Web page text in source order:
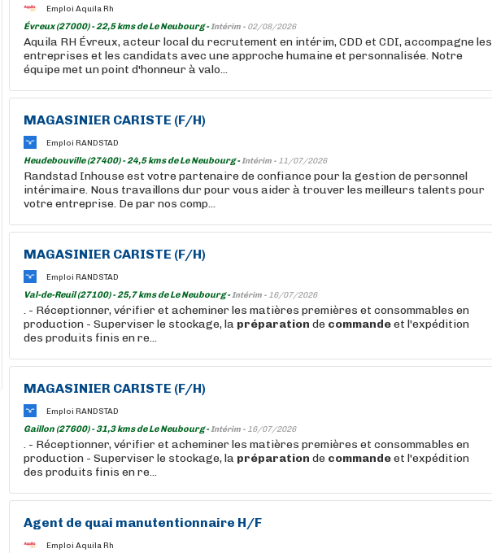
Emploi Aquila Rh
Évreux (27000) - 22,5 kms de Le Neubourg -Intérim - 02/08/2026
Aquila RH Évreux, acteur local du recrutement en intérim, CDD et CDI, accompagne les
entreprises et les candidats avec une approche humaine et personnalisée. Notre
équipe met un point d'honneur à valo...
MAGASINIER CARISTE (F/H)
Emploi RANDSTAD
Heudebouville (27400) - 24,5 kms de Le Neubourg -Intérim - 11/07/2026
Randstad Inhouse est votre partenaire de confiance pour la gestion de personnel
intérimaire. Nous travaillons dur pour vous aider à trouver les meilleurs talents pour
votre entreprise. De par nos comp...
MAGASINIER CARISTE (F/H)
Emploi RANDSTAD
Val-de-Reuil (27100) - 25,7 kms de Le Neubourg -Intérim - 16/07/2026
. - Réceptionner, vérifier et acheminer les matières premières et consommables en
production - Superviser le stockage, la préparation de commandeet l'expédition
des produits finis en re...
MAGASINIER CARISTE (F/H)
Emploi RANDSTAD
Gaillon (27600) - 31,3 kms de Le Neubourg -Intérim - 16/07/2026
. - Réceptionner, vérifier et acheminer les matières premières et consommables en
production - Superviser le stockage, la préparation de commandeet l'expédition
des produits finis en re...
Agent de quai manutentionnaire H/F
Emploi Aquila Rh